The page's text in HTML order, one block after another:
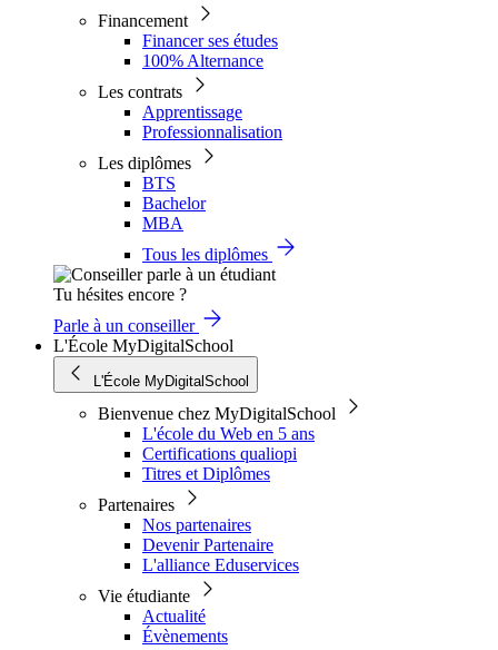
Financement
Financer ses études
100% Alternance
Les contrats
Apprentissage
Professionnalisation
Les diplômes
BTS
Bachelor
MBA
Tous les diplômes
Tu hésites encore ?
Parle à un conseiller
L'École MyDigitalSchool
L'École MyDigitalSchool
Bienvenue chez MyDigitalSchool
L'école du Web en 5 ans
Certifications qualiopi
Titres et Diplômes
Partenaires
Nos partenaires
Devenir Partenaire
L'alliance Eduservices
Vie étudiante
Actualité
Évènements